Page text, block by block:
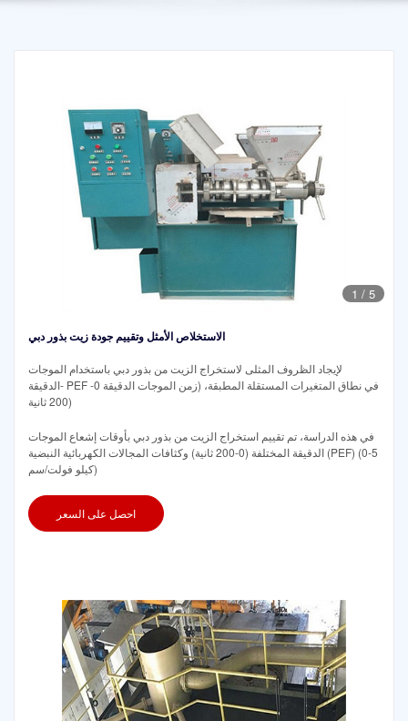
1 / 5
الاستخلاص الأمثل وتقييم جودة زيت بذور دبي
لإيجاد الظروف المثلى لاستخراج الزيت من بذور دبي باستخدام الموجات
الدقيقة- PEF في نطاق المتغيرات المستقلة المطبقة، (زمن الموجات الدقيقة 0-
200 ثانية)
في هذه الدراسة، تم تقييم استخراج الزيت من بذور دبي بأوقات إشعاع الموجات
الدقيقة المختلفة (0-200 ثانية) وكثافات المجالات الكهربائية النبضية (PEF) (0-5
كيلو فولت/سم)
احصل على السعر